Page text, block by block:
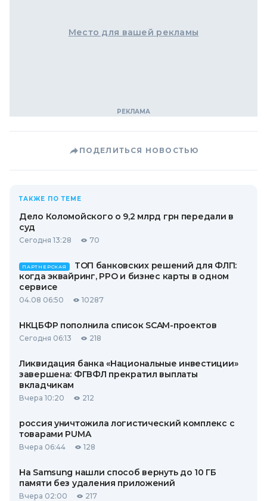
Место для вашей рекламы
ПОДЕЛИТЬСЯ НОВОСТЬЮ
ТАКЖЕ ПО ТЕМЕ
Дело Коломойского о 9,2 млрд грн передали в
суд
Сегодня 13:28 70
ПАРТНЕРСКАЯ
ТОП банковских решений для ФЛП:
когда эквайринг, РРО и бизнес карты в одном
сервисе
04.08 06:50 10287
НКЦБФР пополнила список SCAM-проектов
Сегодня 06:13 218
Ликвидация банка «Национальные инвестиции»
завершена: ФГВФЛ прекратил выплаты
вкладчикам
Вчера 10:20 212
россия уничтожила логистический комплекс с
товарами PUMA
Вчера 06:44 128
На Samsung нашли способ вернуть до 10 ГБ
памяти без удаления приложений
Вчера 02:00 217